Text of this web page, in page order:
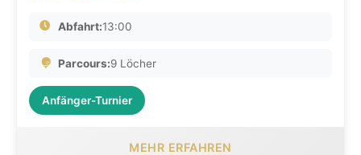
Abfahrt:13:00
Parcours:9 Löcher
Anfänger-Turnier
MEHR ERFAHREN